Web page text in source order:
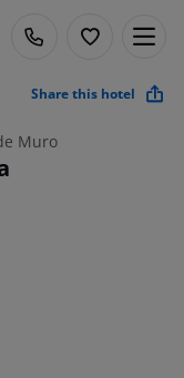
Share this hotel
Muro